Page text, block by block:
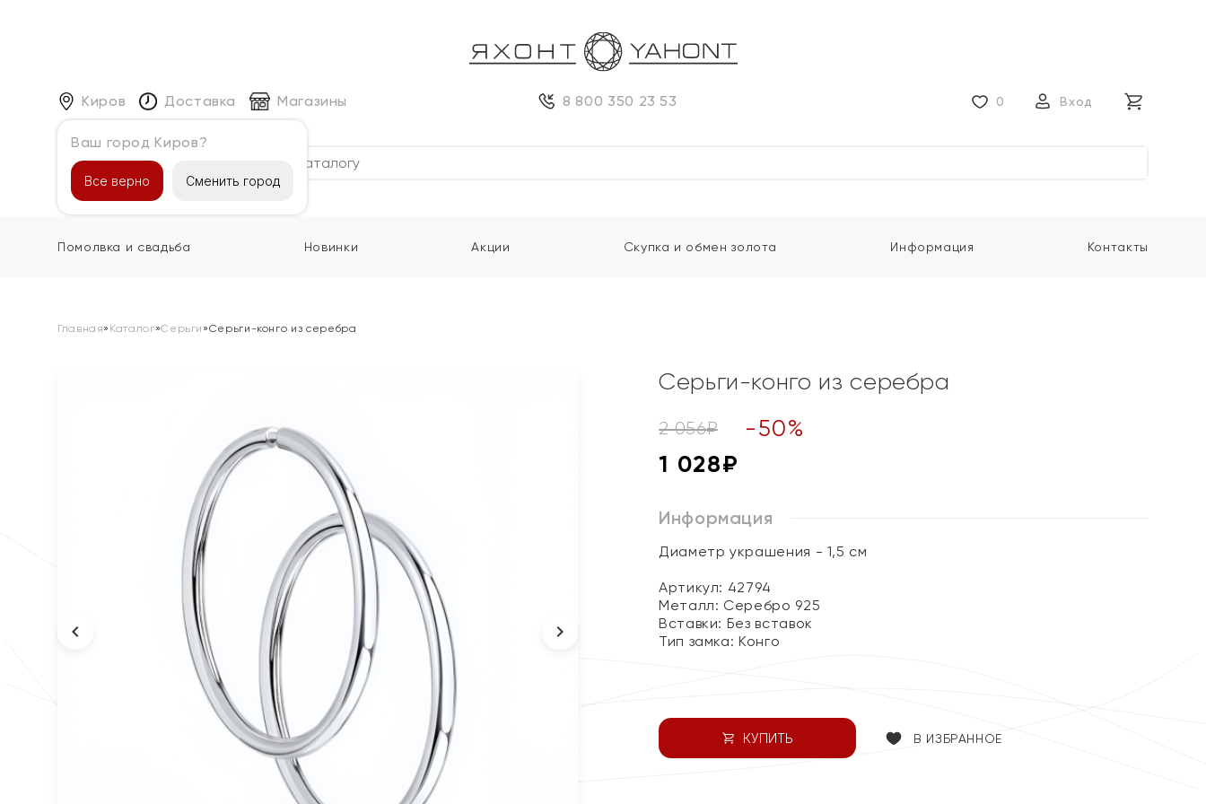
Киров
Ваш город Киров?
Все верно Сменить город
Доставка Магазины 8 800 350 23 53 0 Вход
Каталог
Помолвка и свадьба Новинки Акции Скупка и обмен золота Информация Контакты
Главная» Каталог»Серьги »Серьги-конго из серебра
Серьги-конго из серебра
2 056₽ -50%
1 028₽
Информация
Диаметр украшения - 1,5 см
Артикул: 42794
Металл: Серебро 925
Вставки: Без вставок
Тип замка:Конго
КУПИТЬ В ИЗБРАННОЕ